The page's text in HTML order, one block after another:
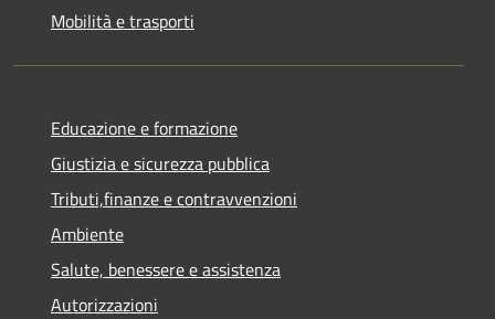
Mobilità e trasporti
Educazione e formazione
Giustizia e sicurezza pubblica
Tributi,finanze e contravvenzioni
Ambiente
Salute, benessere e assistenza
Autorizzazioni